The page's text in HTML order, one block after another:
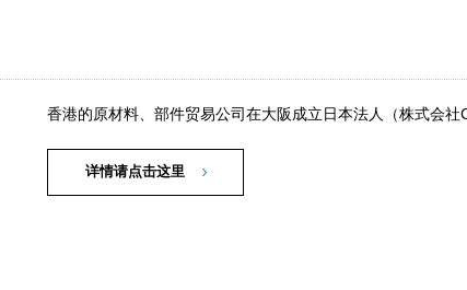
香港的原材料、部件贸易公司在大阪成立日本法人（株式会社
详情请点击这里